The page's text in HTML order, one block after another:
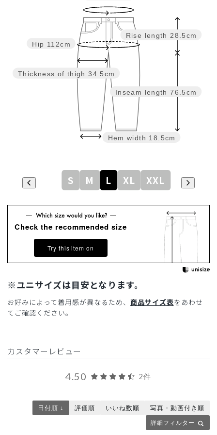
Inseam length 76.5cm
Rise length 28.5cm
Hem width 18.5cm
Thickness of thigh 34.5cm
Hip 112cm
S M L XL XXL
Check the recommended size
Try this item on
※ユニサイズは目安となります。
お好みによって着用感が異なるため、 商品サイズ表をあわせ
てご確認ください。
カスタマーレビュー
4.50 2件
詳細フィルター
日付順 ↓ 評価順 いいね数順 写真・動画付き順